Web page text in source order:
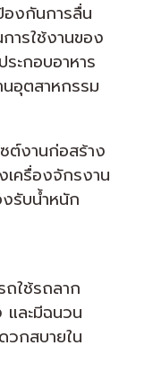
องกันการลื่น
ารใช้งานของ
ะกอบอาหาร
อุตสาหกรรม
ต์งานก่อสร้าง
เครื่องจักรงาน
รับน้ำหนัก
ใช้รถลาก
ละมีฉนวน
วกสบายใน